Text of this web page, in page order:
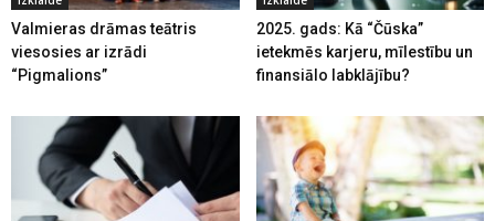
Valmieras drāmas teātris
viesosies ar izrādi
“Pigmalions”
2025. gads: Kā “Čūska”
ietekmēs karjeru, mīlestību un
finansiālo labklājību?